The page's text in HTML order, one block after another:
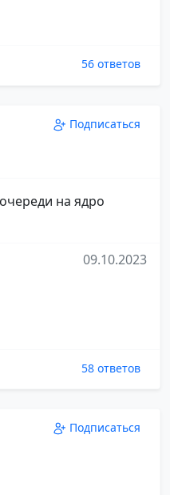
56 ответов
Подписаться
на ядро
09.10.2023
58 ответов
Подписаться